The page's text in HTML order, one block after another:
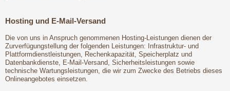
Hosting und E-Mail-Versand
Die von uns in Anspruch genommenen Hosting-Leistungen dienen der
Zurverfügungstellung der folgenden Leistungen: Infrastruktur- und
Plattformdienstleistungen, Rechenkapazität, Speicherplatz und
Datenbankdienste, E-Mail-Versand, Sicherheitsleistungen sowie
technische Wartungsleistungen, die wir zum Zwecke des Betriebs dieses
Onlineangebotes einsetzen.